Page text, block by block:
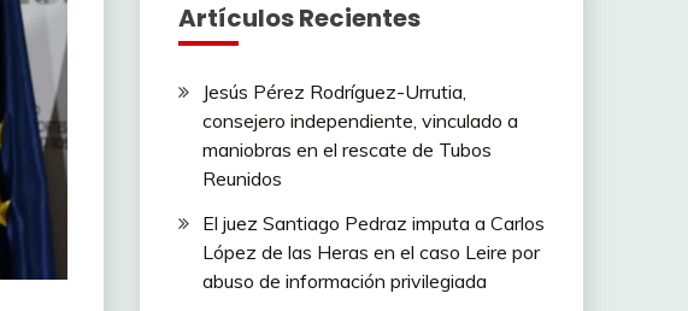
Artículos Recientes
Jesús Pérez Rodríguez-Urrutia,
consejero independiente, vinculado a
maniobras en el rescate de Tubos
Reunidos
El juez Santiago Pedraz imputa a Carlos
López de las Heras en el caso Leire por
abuso de información privilegiada